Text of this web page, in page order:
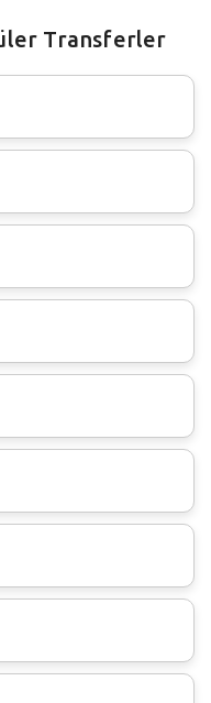
Transferler